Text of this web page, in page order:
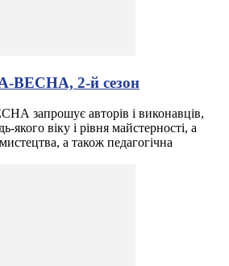
ВЕСНА, 2-й сезон
запрошує авторів і виконавців,
якого віку і рівня майстерності, а
а також педагогічна